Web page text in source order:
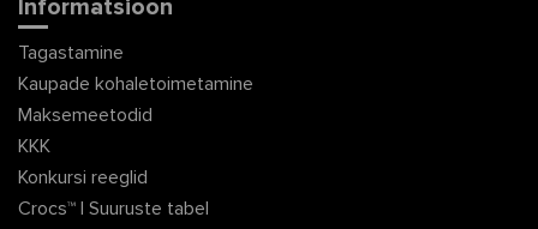
Informatsioon
Tagastamine
Kaupade kohaletoimetamine
Maksemeetodid
KKK
Konkursi reeglid
Crocs™ | Suuruste tabel